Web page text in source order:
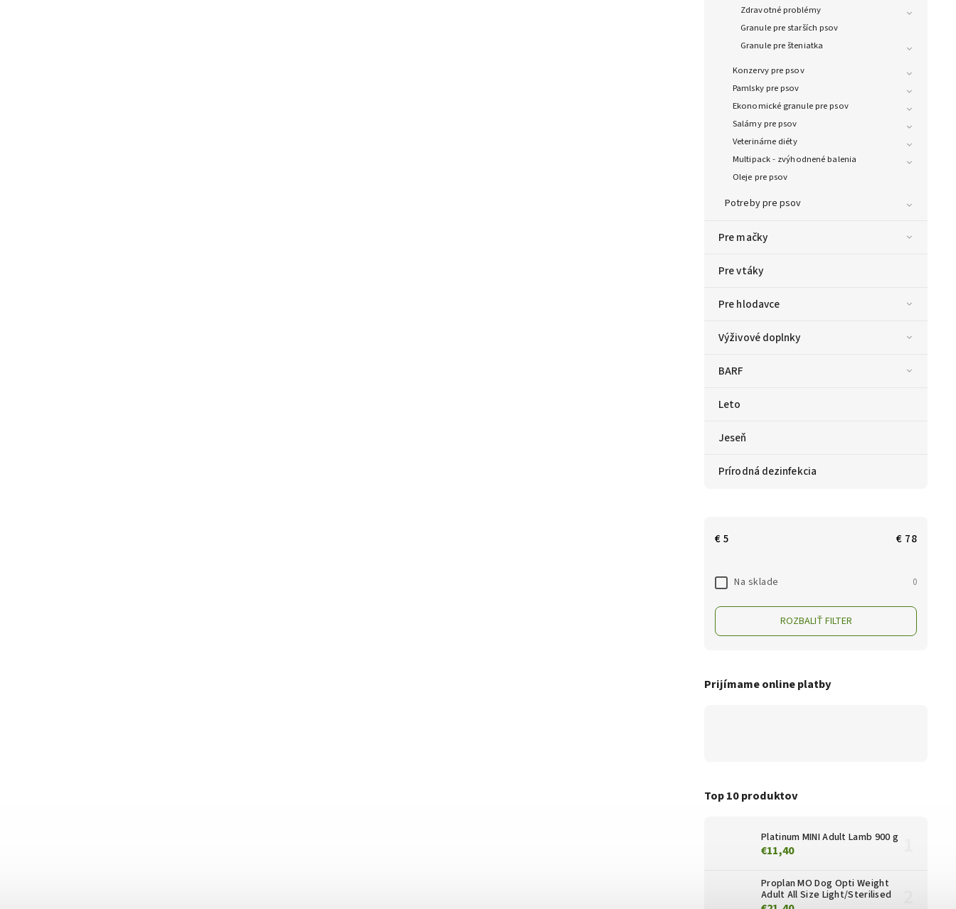
Zdravotné problémy
Granule pre starších psov
Granule pre šteniatka
Konzervy pre psov
Pamlsky pre psov
Ekonomické granule pre psov
Salámy pre psov
Veterinárne diéty
Multipack - zvýhodnené balenia
Oleje pre psov
Potreby pre psov
Pre mačky
Pre vtáky
Pre hlodavce
Výživové doplnky
BARF
Leto
Jeseň
Prírodná dezinfekcia
€5 € 78
Na sklade 0
ROZBALIŤ FILTER
Prijímame online platby
Top 10 produktov
Platinum MINI Adult Lamb 900 g
€11,40
Proplan MO Dog Opti Weight
Adult All Size Light/Sterilised